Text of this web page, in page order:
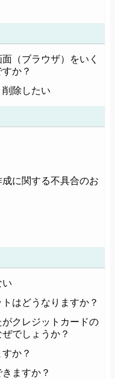
（ブラウザ）をいく
か？
除したい
成に関する不具合のお
はどうなりますか？
クレジットカードの
でしょうか？
か？
ますか？